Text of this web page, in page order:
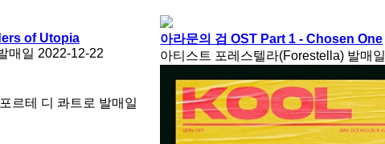
of Utopia
매일 2022-12-22
아라문의 검 OST Part 1 - Chosen One
아티스트 포레스텔라(Forestella) 발매일
르테 디 콰트로 발매일